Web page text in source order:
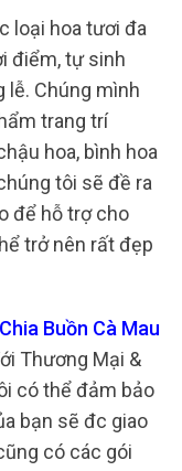
loại hoa tươi đa
điểm, tự sinh
lễ. Chúng mình
trang trí
hoa, bình hoa
tôi sẽ đề ra
để hỗ trợ cho
trở nên rất đẹp
Buồn Cà Mau
Thương Mại &
có thể đảm bảo
bạn sẽ đc giao
có các gói